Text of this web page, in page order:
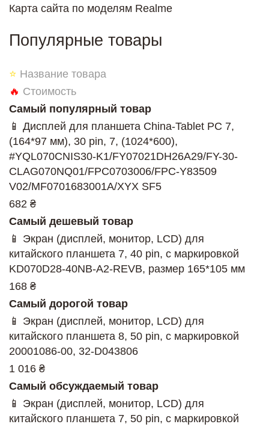
Карта сайта по моделям Realme
Популярные товары
⭐ Название товара
🔥 Стоимость
Самый популярный товар
📱 Дисплей для планшета China-Tablet PC 7,
(164*97 мм), 30 pin, 7, (1024*600),
#YQL070CNIS30-K1/FY07021DH26A29/FY-30-
CLAG070NQ01/FPC0703006/FPC-Y83509
V02/MF0701683001A/XYX SF5
682 ₴
Самый дешевый товар
📱 Экран (дисплей, монитор, LCD) для
китайского планшета 7, 40 pin, с маркировкой
KD070D28-40NB-A2-REVB, размер 165*105 мм
168 ₴
Самый дорогой товар
📱 Экран (дисплей, монитор, LCD) для
китайского планшета 8, 50 pin, с маркировкой
20001086-00, 32-D043806
1 016 ₴
Самый обсуждаемый товар
📱 Экран (дисплей, монитор, LCD) для
китайского планшета 7, 50 pin, с маркировкой